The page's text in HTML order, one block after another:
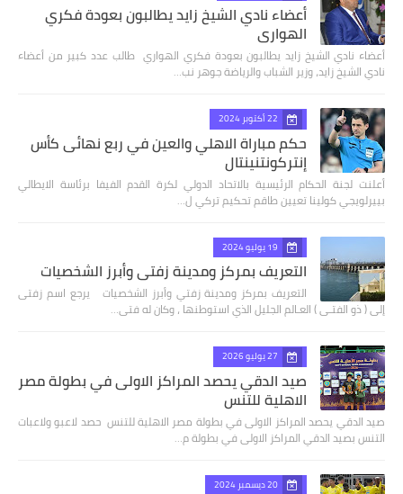
أعضاء نادي الشيخ زايد يطالبون بعودة فكري
الهواري
أعضاء نادي الشيخ زايد يطالبون بعودة فكري الهواري طالب عدد كبير من أعضاء
نادي الشيخ زايد، وزير الشباب والرياضة جوهر نب…
22 أكتوبر 2024
حكم مباراة الاهلي والعين في ربع نهائى كأس
إنتركونتنينتال
أعلنت لجنة الحكام الرئيسية بالاتحاد الدولي لكرة القدم الفيفا برئاسة الايطالي
بييرلويجي كولينا تعيين طاقم تحكيم تركي ل…
19 يوليو 2024
التعريف بمركز ومدينة زفتي وأبرز الشخصيات
التعريف بمركز ومدينة زفتي وأبرز الشخصيات يرجع اسم زفتى
إلى ( ذو الفتـى ) العـالم الجليل الذي استوطنها ، وكان له فتى…
27 يوليو 2026
صيد الدقي يحصد المراكز الاولى في بطولة مصر
الاهلية للتنس
صيد الدقي يحصد المراكز الاولى في بطولة مصر الاهلية للتنس حصد لاعبو ولاعبات
التنس بصيد الدقي المراكز الاولى في بطولة م…
20 ديسمبر 2024